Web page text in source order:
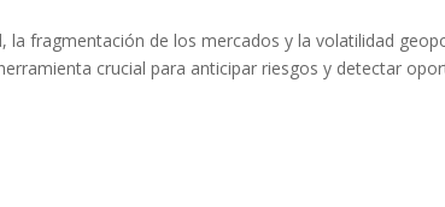
la fragmentación de los mercados y la volatilidad
crucial para anticipar riesgos y detectar